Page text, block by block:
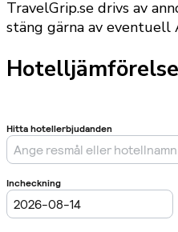
TravelGrip.se drivs av
stäng gärna av eventuell